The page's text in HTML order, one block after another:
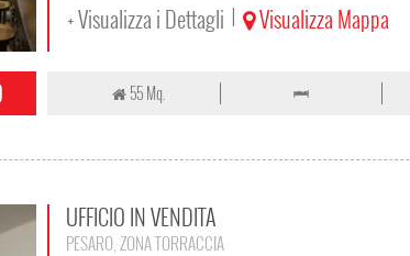
+ Visualizza i Dettagli | Visualizza Mappa
55 Mq.
UFFICIO IN VENDITA
PESARO, ZONA TORRACCIA